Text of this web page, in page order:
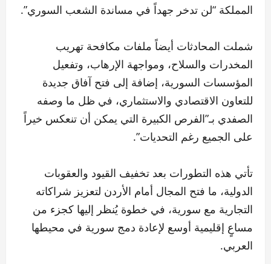
المملكة “لن تدخر جهداً في مساندة الشعب السوري”.
شملت المحادثات أيضاً ملفات مكافحة تهريب
المخدرات والسلاح، ومواجهة الإرهاب، وتفعيل
المؤسسات السورية، إضافة إلى فتح آفاق جديدة
للتعاون الاقتصادي والاستثماري، في ظل ما وصفه
الصفدي بـ”الفرص الكبيرة التي يمكن أن تنعكس خيراً
على الجميع رغم التحديات”.
تأتي هذه التطورات بعد تخفيف القيود والعقوبات
الدولية، ما فتح المجال أمام الأردن لتعزيز شراكاته
التجارية مع سورية، في خطوة يُنظر إليها كجزء من
مساعٍ إقليمية أوسع لإعادة دمج سورية في محيطها
العربي.